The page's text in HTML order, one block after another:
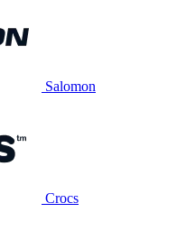
Salomon
Crocs